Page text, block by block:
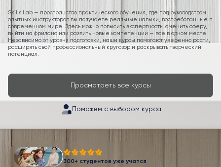
Skills Lab — пространство практического обучения, где под руководством
опытных инструкторов вы получаете реальные навыки, востребованные в
современном мире. Здесь можно повысить экспертность, сменить сферу,
выйти на фриланс или развить новые компетенции — всё в одном месте.
Независимо от уровня подготовки, наши курсы помогают уверенно расти,
расширять свой профессиональный кругозор и раскрывать творческий
потенциал.
Просмотреть все курсы
Поможем с выбором курса
300+ студентов уже учатся